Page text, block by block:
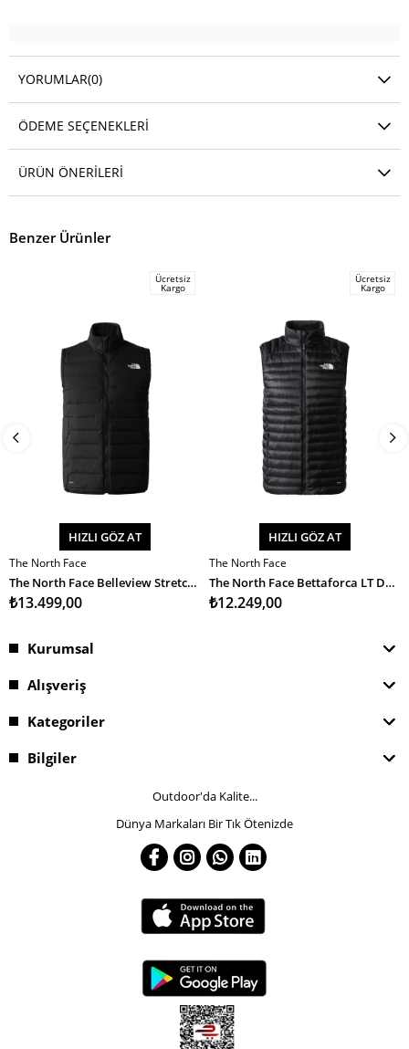
YORUMLAR(0)
ÖDEME SEÇENEKLERI
ÜRÜN ÖNERILERI
Benzer Ürünler
SEPETE EKLE
Ücretsiz
Kargo
HIZLI GÖZ AT
The North Face
The North Face Belleview Stretch Down Vest Erkek Yelek
₺13.499,00
SEPETE EKLE
Ücretsiz
Kargo
HIZLI GÖZ AT
The North Face
The North Face Bettaforca LT Down Vest Erkek Yelek
₺12.249,00
Kurumsal
Alışveriş
Kategoriler
Bilgiler
Outdoor'da Kalite...
Dünya Markaları Bir Tık Ötenizde